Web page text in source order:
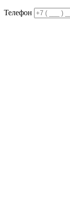
Телефон